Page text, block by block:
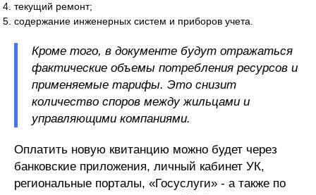
текущий ремонт;
содержание инженерных систем и приборов учета.
Кроме того, в документе будут отражаться
фактические объемы потребления ресурсов и
применяемые тарифы. Это снизит
количество споров между жильцами и
управляющими компаниями.
Оплатить новую квитанцию можно будет через
банковские приложения, личный кабинет УК,
региональные порталы, «Госуслуги» - а также по